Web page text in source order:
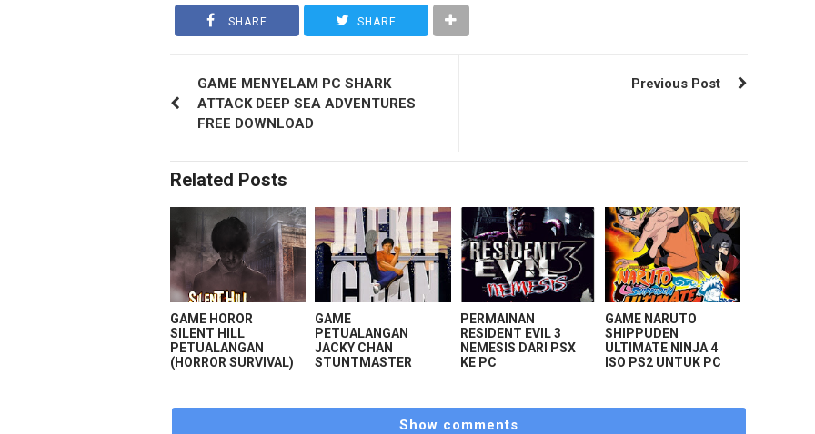
SHARE SHARE
GAME MENYELAM PC SHARK
ATTACK DEEP SEA ADVENTURES
FREE DOWNLOAD
Previous Post
Related Posts
GAME HOROR
SILENT HILL
PETUALANGAN
(HORROR SURVIVAL)
GAME
PETUALANGAN
JACKY CHAN
STUNTMASTER
PERMAINAN
RESIDENT EVIL 3
NEMESIS DARI PSX
KE PC
GAME NARUTO
SHIPPUDEN
ULTIMATE NINJA 4
ISO PS2 UNTUK PC
Show comments